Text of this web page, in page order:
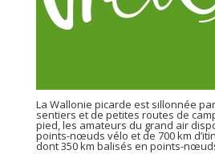
La Wallonie picarde est sillonnée
sentiers et de petites routes de
pied, les amateurs du grand air
points-nœuds vélo et de 700 km
dont 350 km balisés en points-